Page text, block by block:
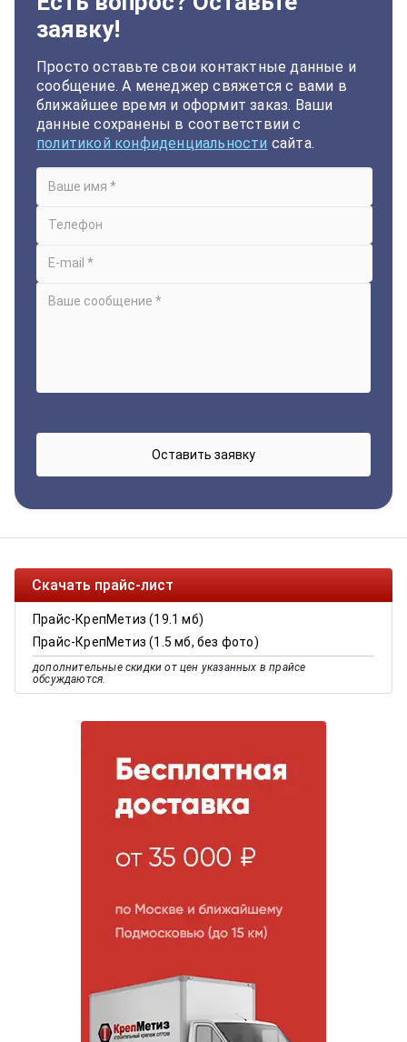
заявку!
Просто оставьте свои контактные данные и
сообщение. А менеджер свяжется с вами в
ближайшее время и оформит заказ. Ваши
данные сохранены в соответствии с
политикой конфиденциальности сайта.
Скачать прайс-лист
Прайс-КрепМетиз (19.1 мб)
Прайс-КрепМетиз (1.5 мб, без фото)
дополнительные скидки от цен указанных в прайсе
обсуждаются.